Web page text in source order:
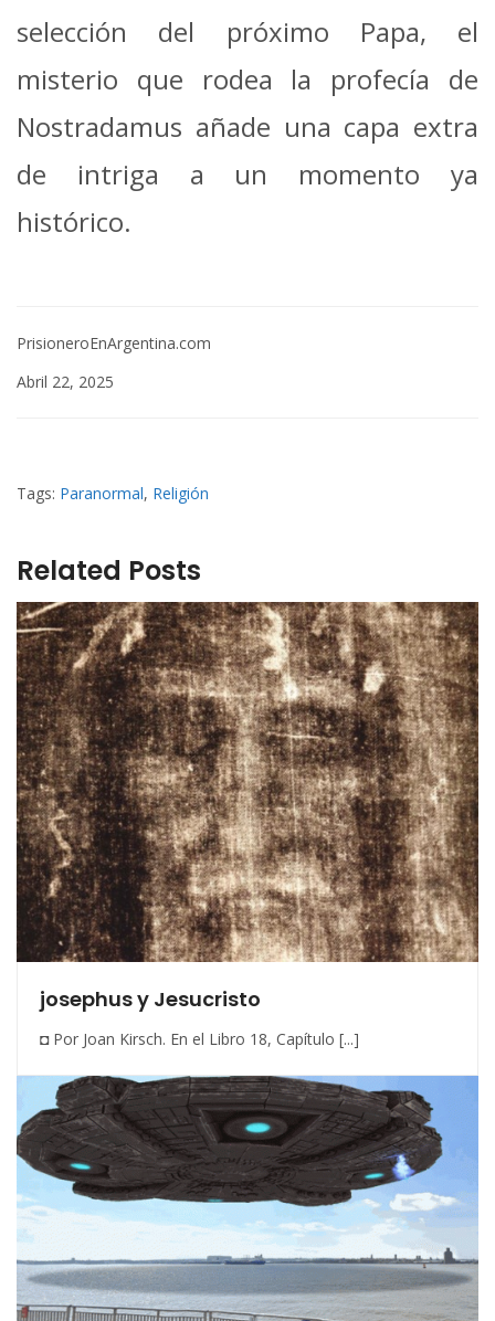
selección del próximo Papa, el
misterio que rodea la profecía de
Nostradamus añade una capa extra
de intriga a un momento ya
histórico.
PrisioneroEnArgentina.com
Abril 22, 2025
Tags: Paranormal, Religión
Related Posts
josephus y Jesucristo
◘ Por Joan Kirsch. En el Libro 18, Capítulo [...]